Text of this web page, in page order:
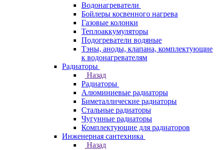
Водонагреватели
Бойлеры косвенного нагрева
Газовые колонки
Теплоаккумуляторы
Подогреватели водяные
Тэны, аноды, клапана, комплектующие
к водонагревателям
Радиаторы
Назад
Радиаторы
Алюминиевые радиаторы
Биметаллические радиаторы
Стальные радиаторы
Чугунные радиаторы
Комплектующие для радиаторов
Инженерная сантехника
Назад